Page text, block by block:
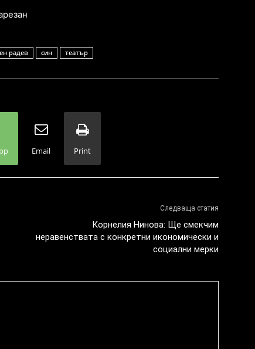
радев син театър
Email Print
Следваща статия
Корнелия Нинова: Ще смекчим
неравенствата с конкретни икономически и
социални мерки